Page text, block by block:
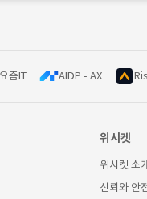
요즘IT AIDP - AX
위시켓
위시켓 소
신뢰와 안